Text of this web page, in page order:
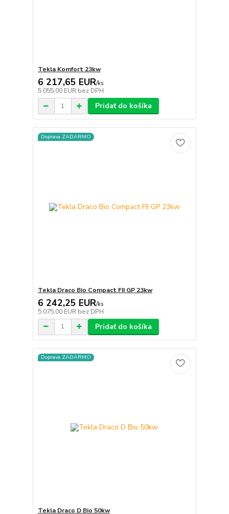
Tekla Komfort 23kw
6 217,65 EUR/ks
5 055,00 EUR bez DPH
Pridať do košíka
Doprava ZADARMO
Tekla Draco Bio Compact FII GP 23kw
6 242,25 EUR/ks
5 075,00 EUR bez DPH
Pridať do košíka
Doprava ZADARMO
Tekla Draco D Bio 50kw